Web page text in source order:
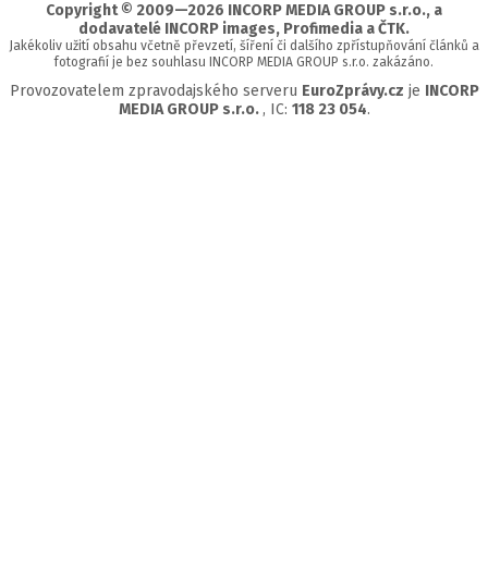
Copyright © 2009—2026 INCORP MEDIA GROUP s.r.o., a
dodavatelé INCORP images, Profimedia a ČTK.
Jakékoliv užití obsahu včetně převzetí, šíření či dalšího zpřístupňování článků a
fotografií je bez souhlasu INCORP MEDIA GROUP s.r.o. zakázáno.
Provozovatelem zpravodajského serveru EuroZprávy.cz je INCORP
MEDIA GROUP s.r.o. , IC: 118 23 054.